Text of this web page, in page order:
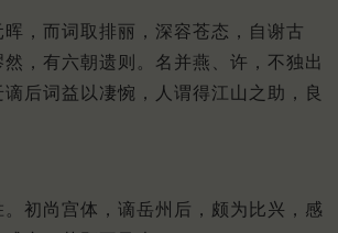
，而词取排丽，深容苍态，自谢古
然，有六朝遗则。名并燕、许，不独出
后词益以凄惋，人谓得江山之助，良
初尚宫体，谪岳州后，颇为比兴，感